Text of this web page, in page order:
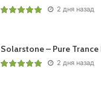
2 дня назад
Solarstone – Pure
2 дня назад